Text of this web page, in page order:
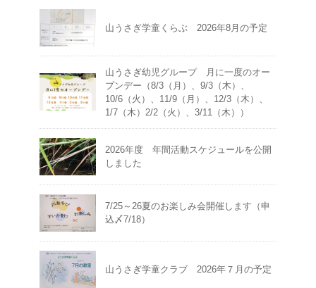
山うさぎ学童くらぶ 2026年8月の予定
山うさぎ幼児グループ 月に一度のオー
プンデー（8/3（月）、9/3（木）、
10/6（火）、11/9（月）、12/3（木）、
1/7（木）2/2（火）、3/11（木））
2026年度 年間活動スケジュールを公開
しました
7/25～26夏のお楽しみ会開催します（申
込〆7/18）
山うさぎ学童クラブ 2026年７月の予定